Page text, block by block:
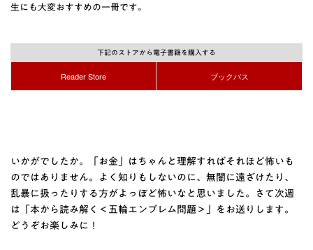
生にも大変おすすめの一冊です。
下記のストアから電子書籍を購入する
Reader Store ブックパス
いかがでしたか。「お金」はちゃんと理解すればそれほど怖いも
のではありません。よく知りもしないのに、無闇に遠ざけたり、
乱暴に扱ったりする方がよっぽど怖いなと思いました。さて次週
は「本から読み解く＜五輪エンブレム問題＞」をお送りします。
どうぞお楽しみに！